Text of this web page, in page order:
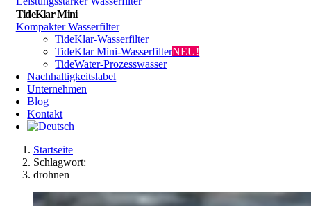
TideKlar Mini
Kompakter Wasserfilter
TideKlar-Wasserfilter
TideKlar Mini-WasserfilterNEU!
TideWater-Prozesswasser
Nachhaltigkeitslabel
Unternehmen
Blog
Kontakt
Startseite
Schlagwort:
drohnen